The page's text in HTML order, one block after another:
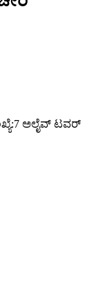
ಅಲೈವ್ ಟವರ್